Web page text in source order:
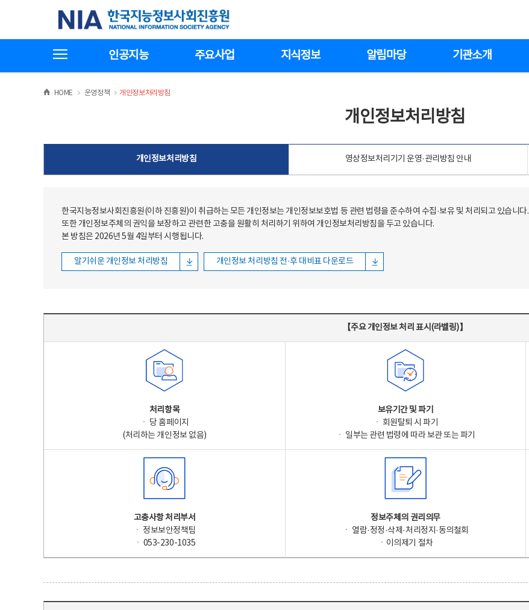
한국지능정보사회진흥원
인공지능 주요사업 지식정보 알림마당 기관소개
HOME >운영정책 >
개인정보처리방침
개인정보처리방침
개인정보처리방침 영상정보처리기기 운영·관리방침 안내
한국지능정보사회진흥원(이하 진흥원)이 취급하는 모든 개인정보는 개인정보보호법 등 관련 법령을 준수하여 수집·보유 및 처리되고 있습니다.
또한 개인정보주체의 권익을 보장하고 관련한 고충을 원활히 처리하기 위하여 개인정보처리방침을 두고 있습니다.
본 방침은 2026년 5월 4일부터 시행됩니다.
알기쉬운 개인정보 처리방침 개인정보 처리방침 전·후 대비표 다운로드
【주요 개인정보 처리 표시(라벨링)】
처리항목
ㆍ 당 홈페이지
(처리하는 개인정보 없음)
보유기간 및 파기
ㆍ 회원탈퇴 시 파기
ㆍ 일부는 관련 법령에 따라 보관 또는 파기
고충사항 처리부서
ㆍ 정보보안정책팀
ㆍ 053-230-1035
정보주체의 권리의무
ㆍ 열람·정정·삭제·처리정지·동의철회
ㆍ이의제기 절차